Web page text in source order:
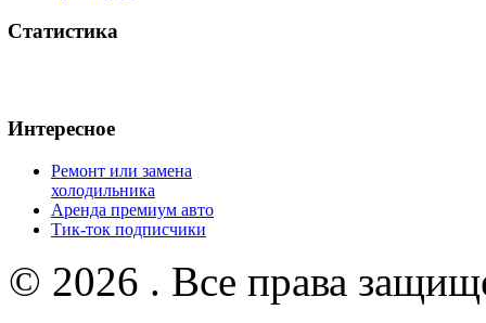
Статистика
Интересное
Ремонт или замена
холодильника
Аренда премиум авто
Тик-ток подписчики
© 2026 . Все права